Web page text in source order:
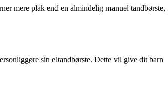
mere plak end en almindelig manuel tandbørste,
sin eltandbørste. Dette vil give dit barn